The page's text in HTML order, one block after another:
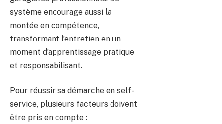
système encourage aussi la
montée en compétence,
transformant l’entretien en un
moment d’apprentissage pratique
et responsabilisant.
Pour réussir sa démarche en self-
service, plusieurs facteurs doivent
être pris en compte :